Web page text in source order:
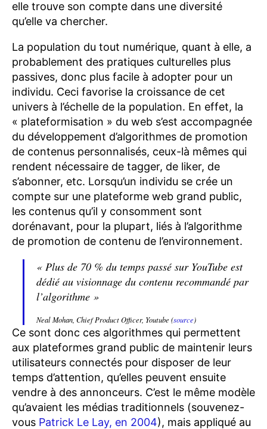
elle trouve son compte dans une diversité
qu’elle va chercher.
La population du tout numérique, quant à elle, a
probablement des pratiques culturelles plus
passives, donc plus facile à adopter pour un
individu. Ceci favorise la croissance de cet
univers à l’échelle de la population. En effet, la
« plateformisation » du web s’est accompagnée
du développement d’algorithmes de promotion
de contenus personnalisés, ceux-là mêmes qui
rendent nécessaire de tagger, de liker, de
s’abonner, etc. Lorsqu’un individu se crée un
compte sur une plateforme web grand public,
les contenus qu’il y consomment sont
dorénavant, pour la plupart, liés à l’algorithme
de promotion de contenu de l’environnement.
« Plus de 70 % du temps passé sur YouTube est
dédié au visionnage du contenu recommandé par
l’algorithme »
Neal Mohan, Chief Product Officer, Youtube (source)
Ce sont donc ces algorithmes qui permettent
aux plateformes grand public de maintenir leurs
utilisateurs connectés pour disposer de leur
temps d’attention, qu’elles peuvent ensuite
vendre à des annonceurs. C’est le même modèle
qu’avaient les médias traditionnels (souvenez-
vous Patrick Le Lay, en 2004), mais appliqué au